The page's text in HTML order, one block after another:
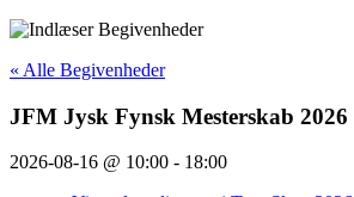
« Alle Begivenheder
JFM Jysk Fynsk Mesterskab 2026
2026-08-16 @ 10:00 - 18:00